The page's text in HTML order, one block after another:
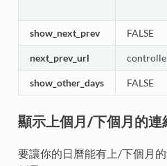
show_next_prev FALSE
next_prev_url
show_other_days FALSE
顯示上個月/下個月的連
要讓你的日曆能有上/下個月